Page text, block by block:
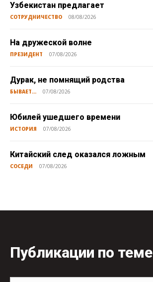
Узбекистан предлагает
СОТРУДНИЧЕСТВО 08/08/2026
На дружеской волне
ПРЕЗИДЕНТ 07/08/2026
Дурак, не помнящий родства
БЫВАЕТ... 07/08/2026
Юбилей ушедшего времени
ИСТОРИЯ 07/08/2026
Китайский след оказался ложным
СОСЕДИ 07/08/2026
Публикации по теме